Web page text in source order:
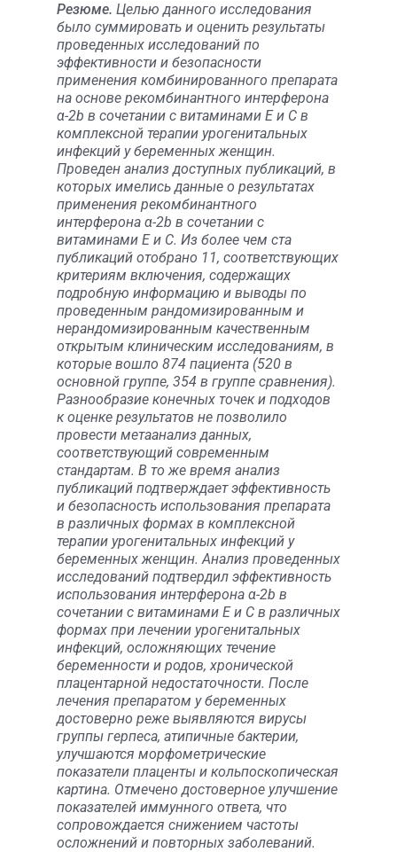
Резюме. Целью данного исследования
было суммировать и оценить результаты
проведенных исследований по
эффективности и безопасности
применения комбинированного препарата
на основе рекомбинантного интерферона
α-2b в сочетании с витаминами Е и С в
комплексной терапии урогенитальных
инфекций у беременных женщин.
Проведен анализ доступных публикаций, в
которых имелись данные о результатах
применения рекомбинантного
интерферона α-2b в сочетании с
витаминами Е и С. Из более чем ста
публикаций отобрано 11, соответствующих
критериям включения, содержащих
подробную информацию и выводы по
проведенным рандомизированным и
нерандомизированным качественным
открытым клиническим исследованиям, в
которые вошло 874 пациента (520 в
основной группе, 354 в группе сравнения).
Разнообразие конечных точек и подходов
к оценке результатов не позволило
провести метаанализ данных,
соответствующий современным
стандартам. В то же время анализ
публикаций подтверждает эффективность
и безопасность использования препарата
в различных формах в комплексной
терапии урогенитальных инфекций у
беременных женщин. Анализ проведенных
исследований подтвердил эффективность
использования интерферона α-2b в
сочетании с витаминами Е и С в различных
формах при лечении урогенитальных
инфекций, осложняющих течение
беременности и родов, хронической
плацентарной недостаточности. После
лечения препаратом у беременных
достоверно реже выявляются вирусы
группы герпеса, атипичные бактерии,
улучшаются морфометрические
показатели плаценты и кольпоскопическая
картина. Отмечено достоверное улучшение
показателей иммунного ответа, что
сопровождается снижением частоты
осложнений и повторных заболеваний.